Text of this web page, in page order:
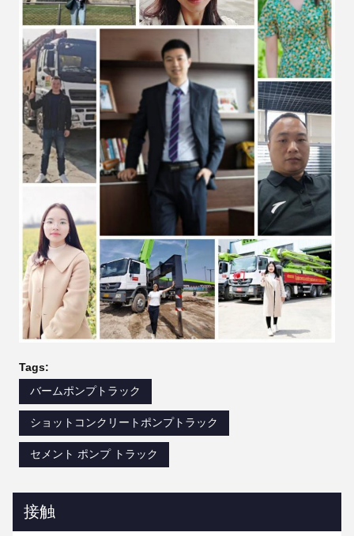
Tags:
バームポンプトラック
ショットコンクリートポンプトラック
セメント ポンプ トラック
接触